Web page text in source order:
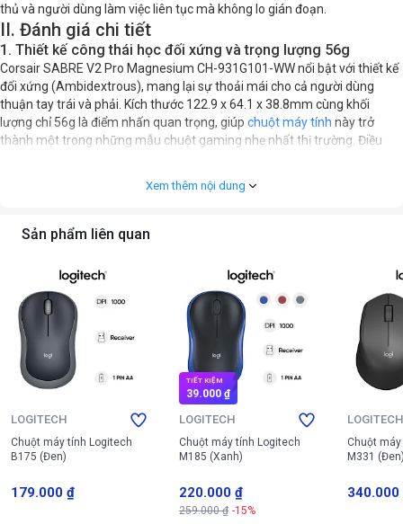
thủ và người dùng làm việc liên tục mà không lo gián đoạn.
II. Đánh giá chi tiết
1. Thiết kế công thái học đối xứng và trọng lượng 56g
Corsair SABRE V2 Pro Magnesium CH-931G101-WW nổi bật với thiết kế
đối xứng (Ambidextrous), mang lại sự thoải mái cho cả người dùng
thuận tay trái và phải. Kích thước 122.9 x 64.1 x 38.8mm cùng khối
lượng chỉ 56g là điểm nhấn quan trọng, giúp chuột máy tính này trở
thành một trong những mẫu chuột gaming nhẹ nhất thị trường. Điều
Xem thêm nội dung
Sản phẩm liên quan
LOGITECH
Chuột máy tính Logitech
B175 (Đen)
179.000 ₫
TIẾT KIỆM
39.000 ₫
LOGITECH
Chuột máy tính Logitech
M185 (Xanh)
220.000 ₫
259.000 ₫ -15%
LOGITECH
Chuột
M331
340.000